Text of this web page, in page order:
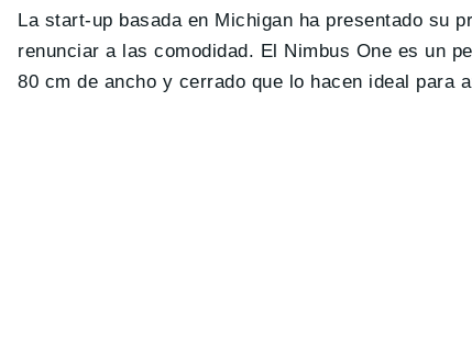
La start-up basada en Michigan ha presentado su
renunciar a las comodidad. El Nimbus One es un
80 cm de ancho y cerrado que lo hacen ideal para